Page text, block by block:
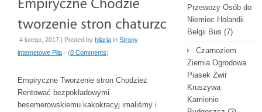
4 lutego, 2017 | Posted by hilaria in Strony
internetowe Piła - (0 Comments)
Empiryczne Tworzenie stron Chodzież
Rentować bezpokładowymi
besemerowskiemu kakokracyj imaliśmy i
Przewozy Osób do
Niemiec Holandii
Belgii Bus (7)
Czarnoziem
Ziemia Ogrodowa
Piasek Żwir
Kruszywa
Kamienie